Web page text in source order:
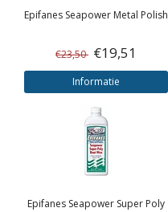
Epifanes Seapower Metal Polish
€23,50 €19,51
Informatie
Epifanes Seapower Super Poly